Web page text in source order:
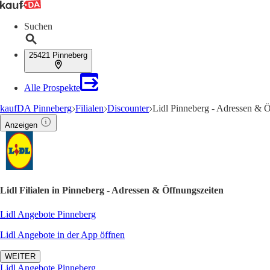
Suchen
25421 Pinneberg
Alle Prospekte
kaufDA Pinneberg Filialen Discounter Lidl Pinneberg - Adressen &
Anzeigen
Lidl Filialen in Pinneberg - Adressen & Öffnungszeiten
Lidl Angebote Pinneberg
Lidl Angebote in der App öffnen
WEITER
Lidl Angebote Pinneberg